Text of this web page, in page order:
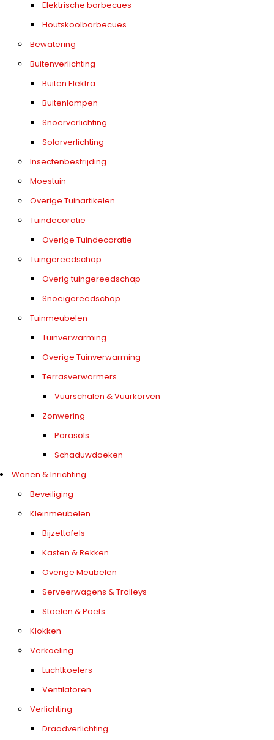
Elektrische barbecues
Houtskoolbarbecues
Bewatering
Buitenverlichting
Buiten Elektra
Buitenlampen
Snoerverlichting
Solarverlichting
Insectenbestrijding
Moestuin
Overige Tuinartikelen
Tuindecoratie
Overige Tuindecoratie
Tuingereedschap
Overig tuingereedschap
Snoeigereedschap
Tuinmeubelen
Tuinverwarming
Overige Tuinverwarming
Terrasverwarmers
Vuurschalen & Vuurkorven
Zonwering
Parasols
Schaduwdoeken
Wonen & Inrichting
Beveiliging
Kleinmeubelen
Bijzettafels
Kasten & Rekken
Overige Meubelen
Serveerwagens & Trolleys
Stoelen & Poefs
Klokken
Verkoeling
Luchtkoelers
Ventilatoren
Verlichting
Draadverlichting